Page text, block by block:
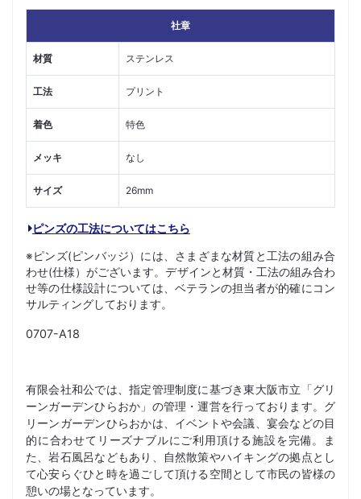
社章
材質 ステンレス
工法 プリント
着色 特色
メッキ なし
サイズ 26mm
ピンズの工法についてはこちら
※ピンズ(ピンバッジ）には、さまざまな材質と工法の組み合
わせ(仕様）がございます。デザインと材質・工法の組み合わ
せ等の仕様設計については、ベテランの担当者が的確にコン
サルティングしております。
0707-A18
有限会社和公では、指定管理制度に基づき東大阪市立「グリ
ーンガーデンひらおか」の管理・運営を行っております。グ
リーンガーデンひらおかは、イベントや会議、宴会などの目
的に合わせてリーズナブルにご利用頂ける施設を完備。ま
た、岩石風呂などもあり、自然散策やハイキングの拠点とし
て心安らぐひと時を過ごして頂ける空間として市民の皆様の
憩いの場となっています。